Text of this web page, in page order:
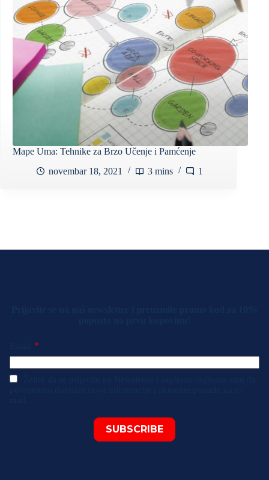
Mape Uma: Tehnike za Brzo Učenje i Pamćenje
novembar 18, 2021
3 mins 1
*
SUBSCRIBE